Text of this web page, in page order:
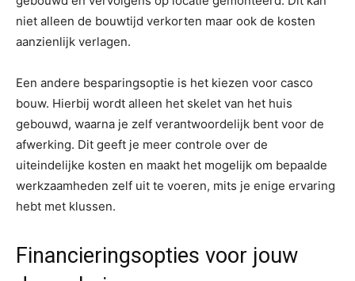
niet alleen de bouwtijd verkorten maar ook de kosten
aanzienlijk verlagen.
Een andere besparingsoptie is het kiezen voor casco
bouw. Hierbij wordt alleen het skelet van het huis
gebouwd, waarna je zelf verantwoordelijk bent voor de
afwerking. Dit geeft je meer controle over de
uiteindelijke kosten en maakt het mogelijk om bepaalde
werkzaamheden zelf uit te voeren, mits je enige ervaring
hebt met klussen.
Financieringsopties voor jouw